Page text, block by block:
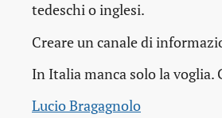
tedeschi o inglesi.
Creare un canale di
In Italia manca solo la voglia.
Lucio Bragagnolo